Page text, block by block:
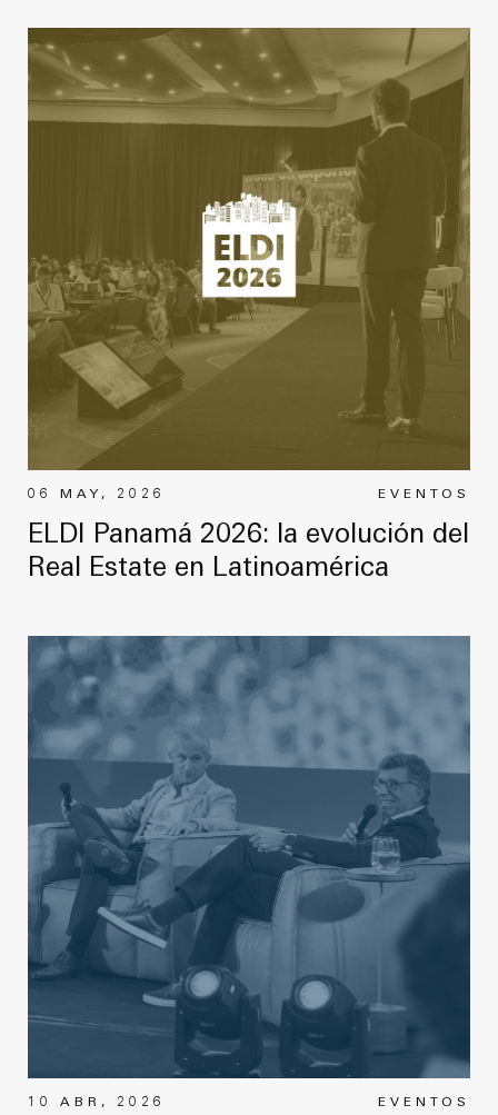
EVENTOS
06 MAY, 2026
ELDI Panamá 2026: la evolución del
Real Estate en Latinoamérica
EVENTOS
10 ABR, 2026